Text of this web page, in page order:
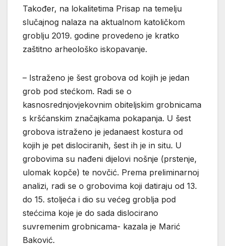
Također, na lokalitetima Prisap na temelju
slučajnog nalaza na aktualnom katoličkom
groblju 2019. godine provedeno je kratko
zaštitno arheološko iskopavanje.
– Istraženo je šest grobova od kojih je jedan
grob pod stećkom. Radi se o
kasnosrednjovjekovnim obiteljskim grobnicama
s kršćanskim značajkama pokapanja. U šest
grobova istraženo je jedanaest kostura od
kojih je pet dislociranih, šest ih je in situ. U
grobovima su nađeni dijelovi nošnje (prstenje,
ulomak kopče) te novčić. Prema preliminarnoj
analizi, radi se o grobovima koji datiraju od 13.
do 15. stoljeća i dio su većeg groblja pod
stećcima koje je do sada dislocirano
suvremenim grobnicama- kazala je Marić
Baković.